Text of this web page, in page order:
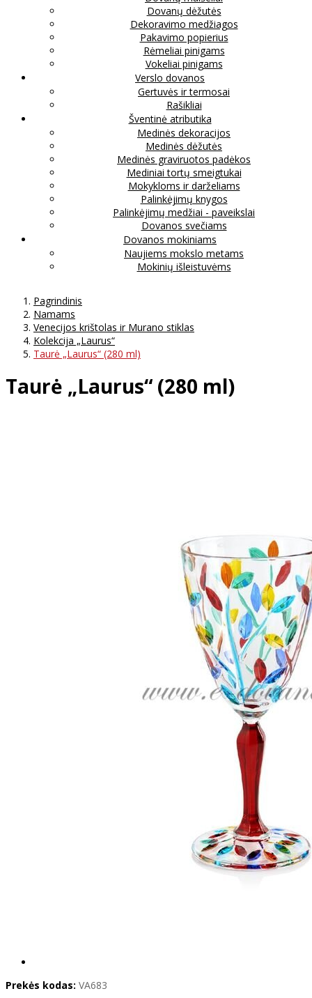
Dovanų dėžutės
Dekoravimo medžiagos
Pakavimo popierius
Rėmeliai pinigams
Vokeliai pinigams
Verslo dovanos
Gertuvės ir termosai
Rašikliai
Šventinė atributika
Medinės dekoracijos
Medinės dėžutės
Medinės graviruotos padėkos
Mediniai tortų smeigtukai
Mokykloms ir darželiams
Palinkėjimų knygos
Palinkėjimų medžiai - paveikslai
Dovanos svečiams
Dovanos mokiniams
Naujiems mokslo metams
Mokinių išleistuvėms
Pagrindinis
Namams
Venecijos krištolas ir Murano stiklas
Kolekcija „Laurus“
Taurė „Laurus“ (280 ml)
Taurė „Laurus“ (280 ml)
Prekės kodas: VA683